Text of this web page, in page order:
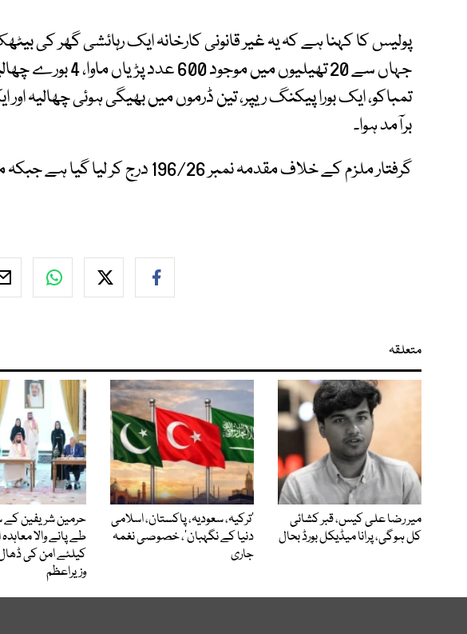
پولیس کا کہنا ہے کہ یہ غیر قانونی کارخانہ ایک رہائشی گھر کی
تمباکو، ایک بورا پیکنگ ریپر، تین ڈرموں میں بھیگی ہوئی چھالیہ اور
برآمد ہوا۔
گرفتار ملزم کے خلاف مقدمہ نمبر 196/26 درج کر لیا گیا ہے جبکہ مزید تفتیش جاری ہے۔
متعلقہ
میر رضا علی کیس، قبر کشائی
کل ہوگی، پرانا میڈیکل بورڈ بحال
‘ترکیہ، سعودیہ، پاکستان، اسلامی
دنیا کے نگہبان’، خصوصی نغمہ
جاری
حرمین شریفین کے
طے پانے والا
کیلئے امن کی
وزیراعظم